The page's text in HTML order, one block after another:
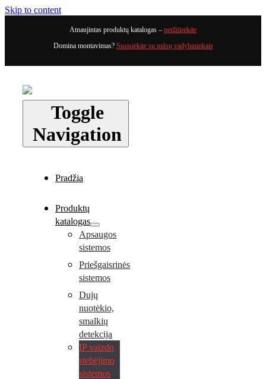
Skip to content
Atnaujintas produktų katalogas – peržiūrėkite
Domina montavimas? Susisiekite su mūsų vadybininkais
Toggle
Navigation
Pradžia
Produktų
katalogas
Apsaugos
sistemos
Priešgaisrinės
sistemos
Dujų
nuotėkio,
smalkių
detekcija
IP vaizdo
stebėjimo
sistemos